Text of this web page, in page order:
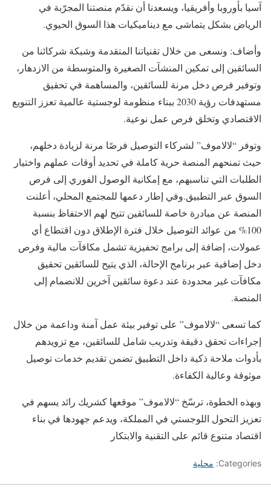
آسيا بأوروبا وأفريقيا، ويسعدنا أن نقدّم منصتنا المجرّبة في
الرياض بشكل يتماشى مع ديناميكيات هذا السوق الحيوي.
وأضاف: ونسعى من خلال تقنياتنا المتقدمة وشبكة شركائنا من
السائقين إلى تمكين المنشآت الصغيرة والمتوسطة من الازدهار،
وتوفير فرص دخل مرنة للسائقين، والمساهمة في تحقيق
مستهدفات رؤية 2030 ببناء منظومة لوجستية عالمية تعزز التنويع
الاقتصادي وتخلق فرص عمل نوعية.
وتوفر “لالاموف” لشركاء التوصيل فرصًا مرنة لزيادة دخلهم،
حيث تمنحهم المنصة حرية كاملة في تحديد أوقات عملهم واختيار
الطلبات التي تناسبهم، مع إمكانية الوصول الفوري إلى فرص
السوق عبر التطبيق. وفي إطار دعمها للمجتمع المحلي، أعلنت
المنصة عن مبادرة خاصة للسائقين تتيح لهم الاحتفاظ بنسبة
100% من عوائد التوصيل خلال فترة الإطلاق دون اقتطاع أي
عمولات، إضافة إلى برامج تحفيزية تشمل مكافآت مالية وفرص
دخل إضافية عبر برنامج الإحالة، الذي يتيح للسائقين تحقيق
مكافآت غير محدودة عند دعوة سائقين آخرين للانضمام إلى
المنصة.
كما تسعى “لالاموف” على توفير بيئة عمل آمنة وداعمة من خلال
إجراءات تحقق دقيقة وتدريب شامل للسائقين، مع تزويدهم
بأدوات ملاحة ذكية داخل التطبيق تضمن تقديم خدمات توصيل
موثوقة وعالية الكفاءة.
وبهذه الخطوة، ترسّخ “لالاموف” موقعها كشريك رائد يسهم في
تعزيز التحول اللوجستي في المملكة، ويدعم جهودها في بناء
اقتصاد متنوع قائم على التقنية والابتكار
Categories: محلية